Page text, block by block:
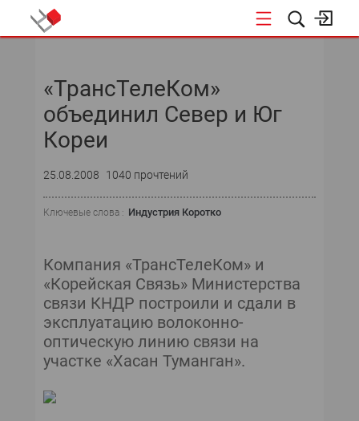
«ТрансТелеКом»
объединил Север и Юг
Кореи
25.08.2008 1040 прочтений
Ключевые слова : Индустрия Коротко
Компания «ТрансТелеКом» и
«Корейская Связь» Министерства
связи КНДР построили и сдали в
эксплуатацию волоконно-
оптическую линию связи на
участке «Хасан Туманган».